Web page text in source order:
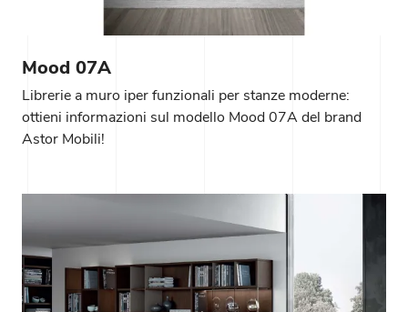
Mood 07A
Librerie a muro iper funzionali per stanze moderne:
ottieni informazioni sul modello Mood 07A del brand
Astor Mobili!